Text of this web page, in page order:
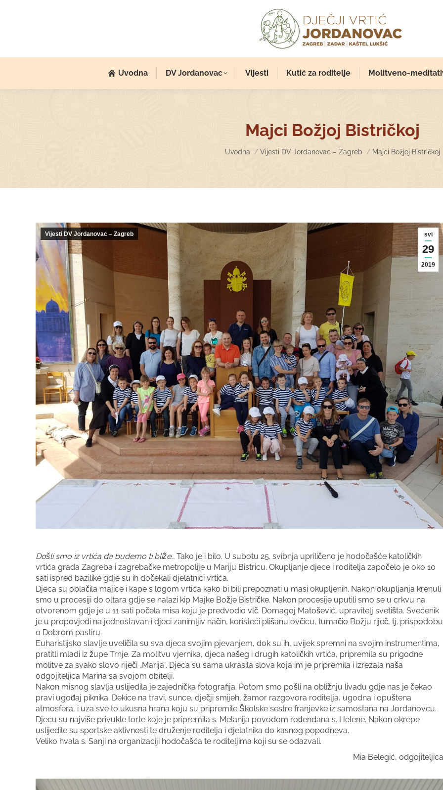
Uvodna DV Jordanovac Vijesti Kutić za roditelje Molitveno-
Majci Božjoj Bistričkoj
You are here:
Uvodna Vijesti DV Jordanovac – Zagreb Majci Božjoj Bistričkoj
svi
29
2019
Vijesti DV Jordanovac – Zagreb
Došli smo iz vrtića da budemo ti bliže… Tako je i bilo. U subotu 25. svibnja upriličeno je hodočašće katoličkih
vrtića grada Zagreba i zagrebačke metropolije u Mariju Bistricu. Okupljanje djece i roditelja započelo je oko 10
sati ispred bazilike gdje su ih dočekali djelatnici vrtića.
Djeca su oblačila majice i kape s logom vrtića kako bi bili prepoznati u masi okupljenih. Nakon okupljanja krenuli
smo u procesiji do oltara gdje se nalazi kip Majke Božje Bistričke. Nakon procesije uputili smo se u crkvu na
otvorenom gdje je u 11 sati počela misa koju je predvodio vlč. Domagoj Matošević, upravitelj svetišta. Svećenik
je u propovjedi na jednostavan i djeci zanimljiv način, koristeći plišanu ovčicu, tumačio Božju riječ, tj. prispodobu
o Dobrom pastiru.
Euharistijsko slavlje uveličila su sva djeca svojim pjevanjem, dok su ih, uvijek spremni na svojim instrumentima,
pratitli mladi iz župe Trnje. Za molitvu vjernika, djeca našeg i drugih katoličkih vrtića, pripremila su prigodne
molitve za svako slovo riječi „Marija“. Djeca su sama ukrasila slova koja im je pripremila i izrezala naša
odgojiteljica Marina sa svojom obitelji.
Nakon misnog slavlja uslijedila je zajednička fotografija. Potom smo pošli na obližnju livadu gdje nas je čekao
pravi ugođaj piknika. Dekice na travi, sunce, dječji smijeh, žamor razgovora roditelja, ugodna i opuštena
atmosfera, i uza sve to ukusna hrana koju su pripremile Školske sestre franjevke iz samostana na Jordanovcu.
Djecu su najviše privukle torte koje je pripremila s. Melanija povodom rođendana s. Helene. Nakon okrepe
uslijedile su sportske aktivnosti te druženje roditelja i djelatnika do kasnog popodneva.
Veliko hvala s. Sanji na organizaciji hodočašća te roditeljima koji su se odazvali.
Mia Belegić, odgojiteljica